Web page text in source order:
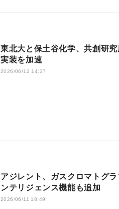
東北大と保土谷化学、共創研
実装を加速
2026/06/12 14:37
アジレント、ガスクロマトグ
ンテリジェンス機能も追加
2026/06/11 18:49